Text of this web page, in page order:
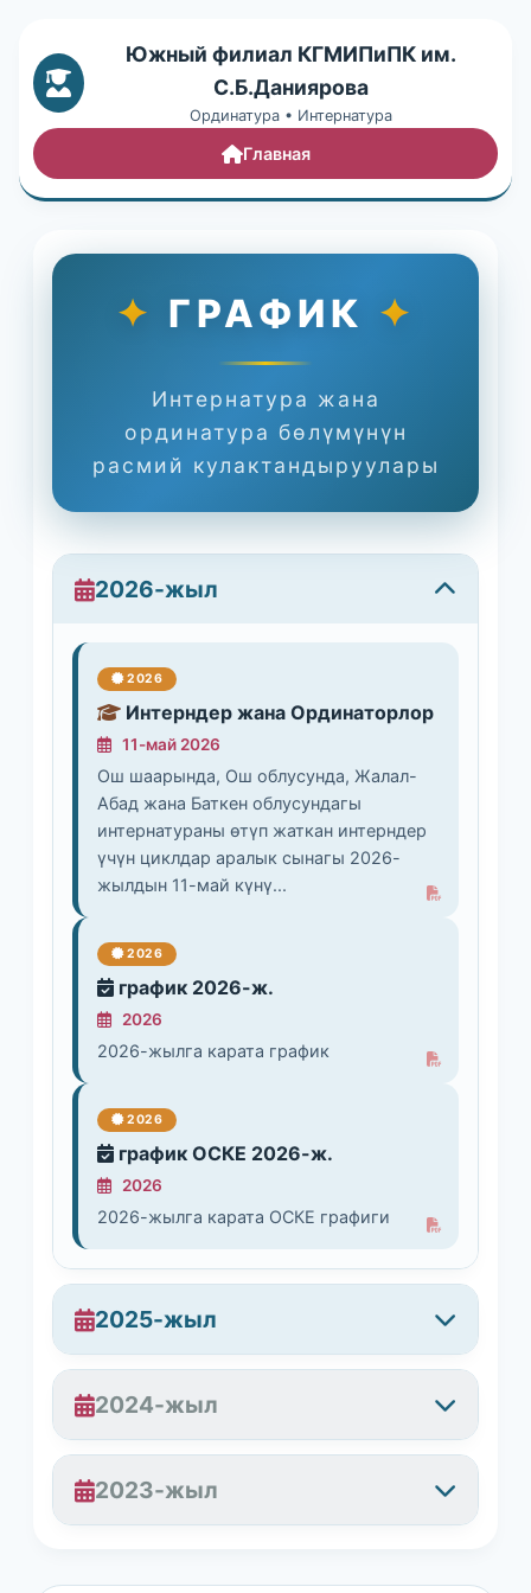
Южный филиал КГМИПиПК им.
С.Б.Даниярова
Ординатура • Интернатура
Главная
✦ ГРАФИК ✦
Интернатура жана
ординатура бөлүмүнүн
расмий кулактандыруулары
2026-жыл
2026
Интерндер жана Ординаторлор
11-май 2026
Ош шаарында, Ош облусунда, Жалал-
Абад жана Баткен облусундагы
интернатураны өтүп жаткан интерндер
үчүн циклдар аралык сынагы 2026-
жылдын 11-май күнү...
2026
график 2026-ж.
2026
2026-жылга карата график
2026
график ОСКЕ 2026-ж.
2026
2026-жылга карата ОСКЕ графиги
2025-жыл
09-13 июнь 2025
2025-окуу жылындагы бүтүрүүчү
2024-жыл
2023-жыл